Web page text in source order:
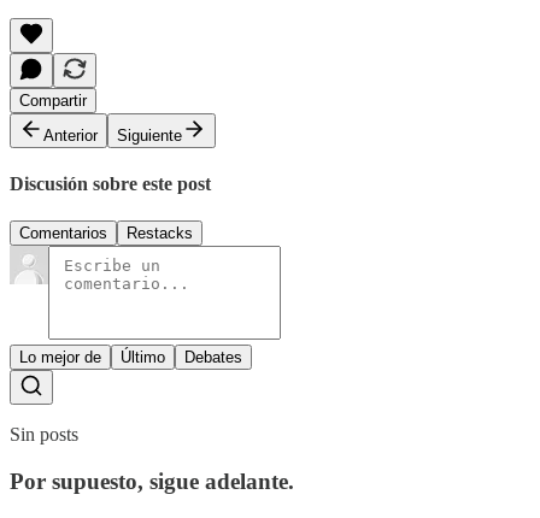
Compartir
Anterior
Siguiente
Discusión sobre este post
Comentarios Restacks
Lo mejor de Último Debates
Sin posts
Por supuesto, sigue adelante.